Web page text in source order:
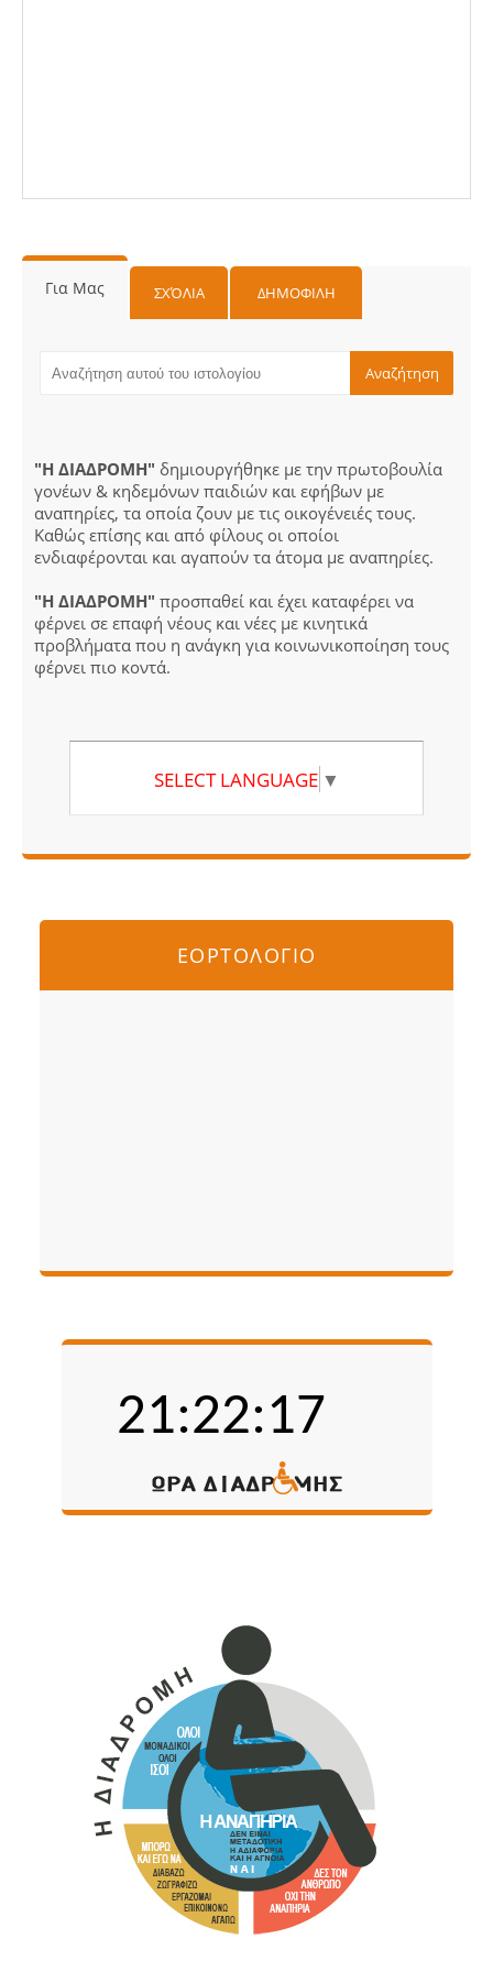
Για Μας ΣΧΌΛΙΑ ΔΗΜΟΦΙΛΗ
"Η ΔΙΑΔΡΟΜΗ" δημιουργήθηκε με την πρωτοβουλία
γονέων & κηδεμόνων παιδιών και εφήβων με
αναπηρίες, τα οποία ζουν με τις οικογένειές τους.
Καθώς επίσης και από φίλους οι οποίοι
ενδιαφέρονται και αγαπούν τα άτομα με αναπηρίες.
"Η ΔΙΑΔΡΟΜΗ" προσπαθεί και έχει καταφέρει να
φέρνει σε επαφή νέους και νέες με κινητικά
προβλήματα που η ανάγκη για κοινωνικοποίηση τους
φέρνει πιο κοντά.
SELECT LANGUAGE ▼
ΕΟΡΤΟΛΟΓΙΟ